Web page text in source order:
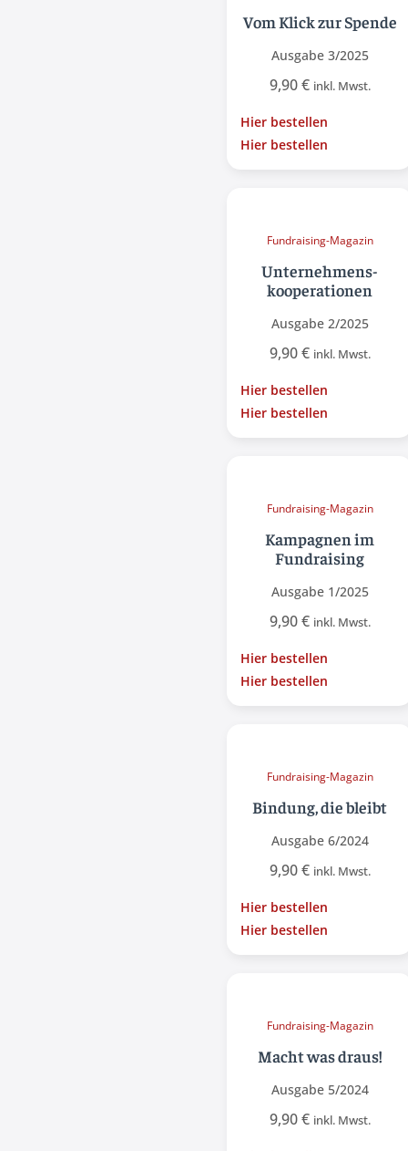
Vom Klick zur Spende
Ausgabe 3/2025
9,90€ inkl. Mwst.
Hier bestellen
Hier bestellen
Fundraising-Magazin
Unternehmens­
kooperationen
Ausgabe 2/2025
9,90€ inkl. Mwst.
Hier bestellen
Hier bestellen
Fundraising-Magazin
Kampagnen im
Fundraising
Ausgabe 1/2025
9,90€ inkl. Mwst.
Hier bestellen
Hier bestellen
Fundraising-Magazin
Bindung, die bleibt
Ausgabe 6/2024
9,90€ inkl. Mwst.
Hier bestellen
Hier bestellen
Fundraising-Magazin
Macht was draus!
Ausgabe 5/2024
9,90€ inkl. Mwst.